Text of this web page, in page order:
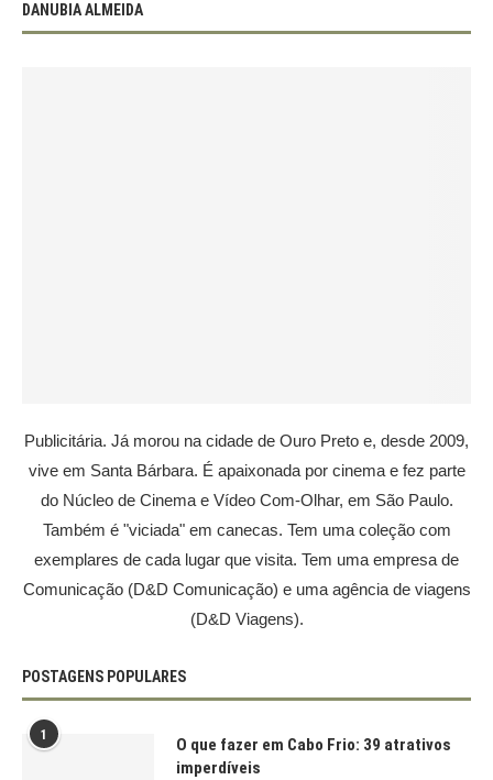
DANUBIA ALMEIDA
Publicitária. Já morou na cidade de Ouro Preto e, desde 2009,
vive em Santa Bárbara. É apaixonada por cinema e fez parte
do Núcleo de Cinema e Vídeo Com-Olhar, em São Paulo.
Também é "viciada" em canecas. Tem uma coleção com
exemplares de cada lugar que visita. Tem uma empresa de
Comunicação (D&D Comunicação) e uma agência de viagens
(D&D Viagens).
POSTAGENS POPULARES
1
O que fazer em Cabo Frio: 39 atrativos
imperdíveis